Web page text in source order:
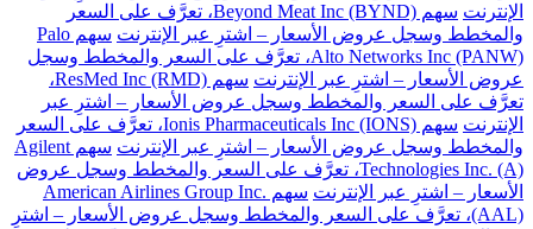
الإنترنت
سهم Beyond Meat Inc (BYND)، تعرَّف على السعر
والمخطط وسجل عروض الأسعار – اشترِ عبر الإنترنت
سهم Palo
Alto Networks Inc (PANW)، تعرَّف على السعر والمخطط وسجل
عروض الأسعار – اشترِ عبر الإنترنت
سهم ResMed Inc (RMD)،
تعرَّف على السعر والمخطط وسجل عروض الأسعار – اشترِ عبر
الإنترنت
سهم Ionis Pharmaceuticals Inc (IONS)، تعرَّف على السعر
والمخطط وسجل عروض الأسعار – اشترِ عبر الإنترنت
سهم Agilent
Technologies Inc. (A)، تعرَّف على السعر والمخطط وسجل عروض
الأسعار – اشترِ عبر الإنترنت
سهم American Airlines Group Inc.
(AAL)، تعرَّف على السعر والمخطط وسجل عروض الأسعار – اشترِ